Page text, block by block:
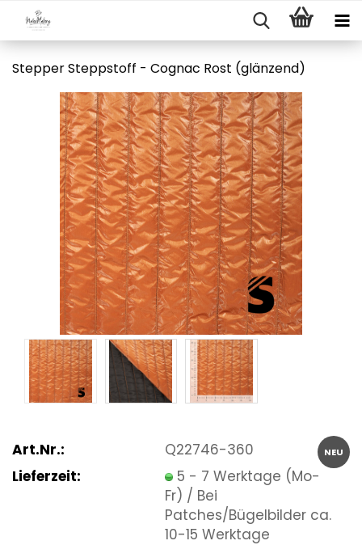
Stepper Steppstoff - Cognac Rost (glänzend)
NEU
Art.Nr.:
Q22746-360
Lieferzeit:
5 - 7 Werktage (Mo-
Fr) / Bei
Patches/Bügelbilder ca.
10-15 Werktage